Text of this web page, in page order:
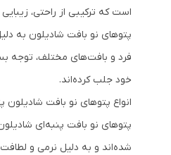
است که ترکیبی از راحتی، زیبایی
پتوهای نو بافت شادیلون به
فرد و بافت‌های مختلف، توجه
خود جلب کرده‌اند.
انواع پتوهای نو بافت شادیلون
پتوهای نو بافت پنبه‌ای
شده‌اند و به دلیل نرمی و